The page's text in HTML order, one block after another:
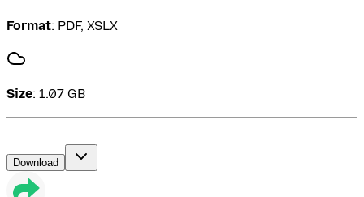
Format: PDF, XSLX
Size: 1.07 GB
Download